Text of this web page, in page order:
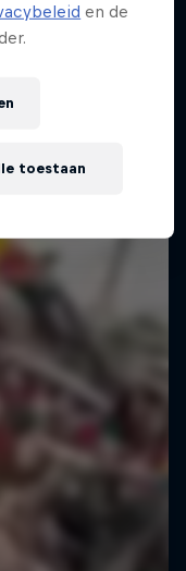
en de
toestaan